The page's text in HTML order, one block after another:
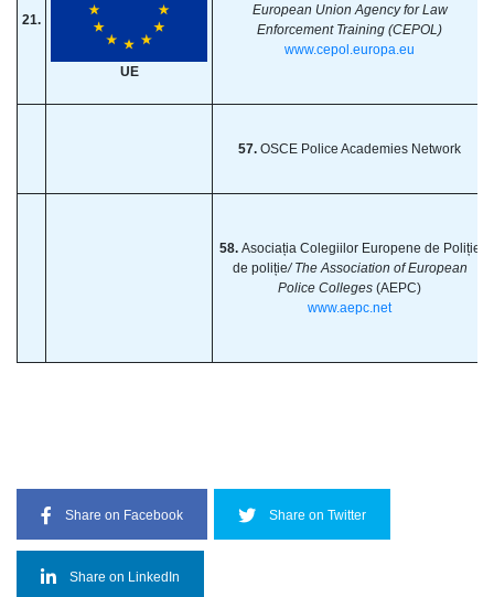
21.
UE
European Union Agency for Law
Enforcement Training (CEPOL)
www.cepol.europa.eu
57. OSCE Police Academies Network
58. Asociația Colegiilor Europene de Poliție
de poliție/ The Association of European
Police Colleges (AEPC)
www.aepc.net
Share on Facebook Share on Twitter
Share on LinkedIn